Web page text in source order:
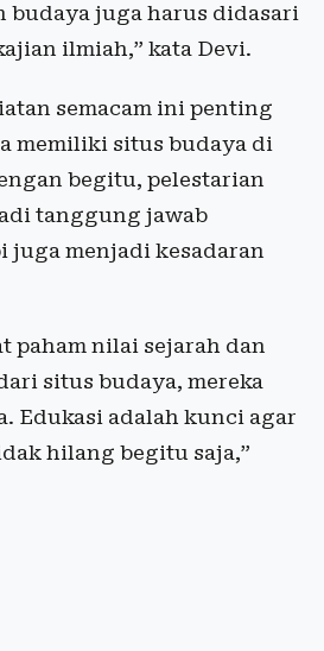
budaya juga harus didasari
ilmiah,” kata Devi.
semacam ini penting
memiliki situs budaya di
begitu, pelestarian
tanggung jawab
juga menjadi kesadaran
paham nilai sejarah dan
situs budaya, mereka
Edukasi adalah kunci agar
hilang begitu saja,”